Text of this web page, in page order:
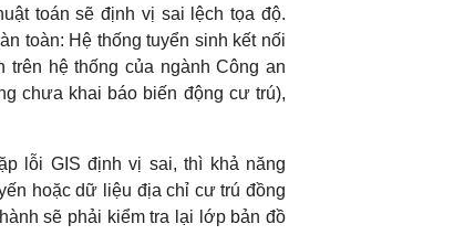
toán sẽ định vị sai lệch tọa độ.
toàn: Hệ thống tuyển sinh kết nối
hệ thống của ngành Công an
chưa khai báo biến động cư trú),
lỗi GIS định vị sai, thì khả năng
hoặc dữ liệu địa chỉ cư trú đồng
sẽ phải kiểm tra lại lớp bản đồ